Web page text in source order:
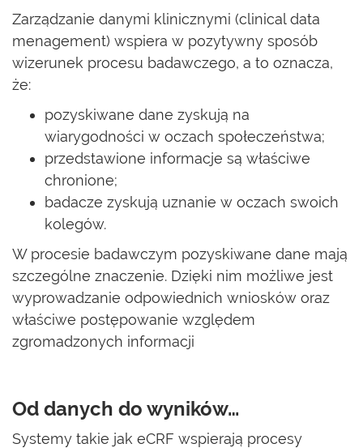
Zarządzanie danymi klinicznymi (clinical data
menagement) wspiera w pozytywny sposób
wizerunek procesu badawczego, a to oznacza,
że:
pozyskiwane dane zyskują na
wiarygodności w oczach społeczeństwa;
przedstawione informacje są właściwe
chronione;
badacze zyskują uznanie w oczach swoich
kolegów.
W procesie badawczym pozyskiwane dane mają
szczególne znaczenie. Dzięki nim możliwe jest
wyprowadzanie odpowiednich wniosków oraz
właściwe postępowanie względem
zgromadzonych informacji
Od danych do wyników…
Systemy takie jak eCRF wspierają procesy